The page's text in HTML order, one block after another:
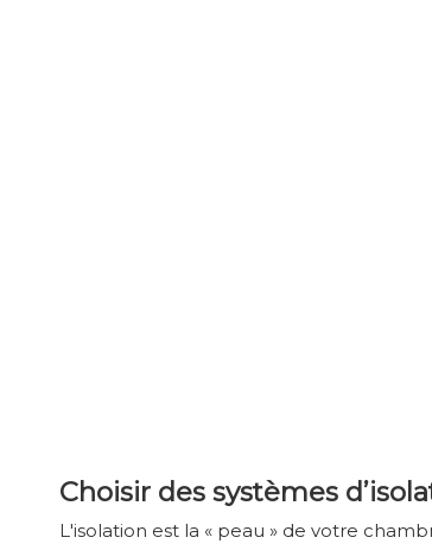
Choisir des systèmes
L'isolation est la « peau » de votre